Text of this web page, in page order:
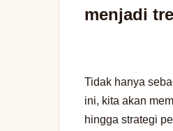
menjadi
Tidak hanya
ini, kita akan
hingga strategi